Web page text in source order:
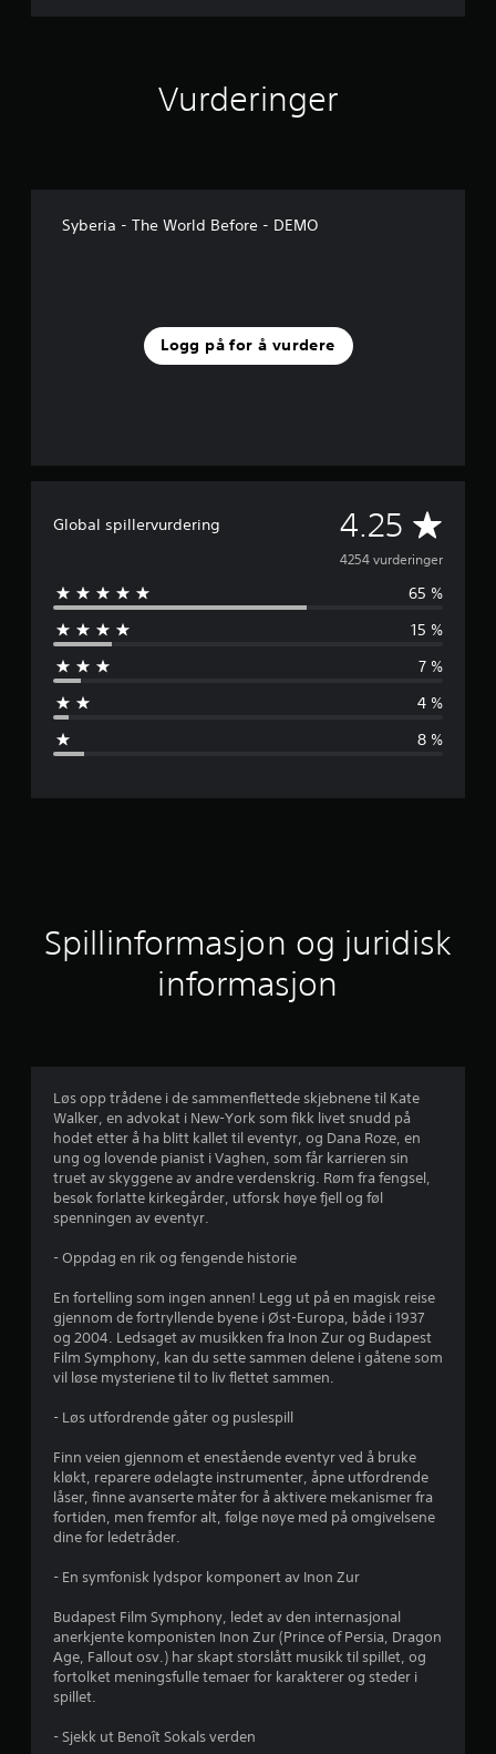
E
Vurderinger
Syberia - The World Before - DEMO
Logg på for å vurdere
Global spillervurdering 4.25 G
j
e
n
o
s
t
g
v
u
e
r
g
4
5
s
4254 vurderinger
65 %
15 %
7 %
4 %
8 %
Spillinformasjon og juridisk
informasjon
Løs opp trådene i de sammenflettede skjebnene til Kate
Walker, en advokat i New-York som fikk livet snudd på
hodet etter å ha blitt kallet til eventyr, og Dana Roze, en
ung og lovende pianist i Vaghen, som får karrieren sin
truet av skyggene av andre verdenskrig. Røm fra fengsel,
besøk forlatte kirkegårder, utforsk høye fjell og føl
spenningen av eventyr.
- Oppdag en rik og fengende historie
En fortelling som ingen annen! Legg ut på en magisk reise
gjennom de fortryllende byene i Øst-Europa, både i 1937
og 2004. Ledsaget av musikken fra Inon Zur og Budapest
Film Symphony, kan du sette sammen delene i gåtene som
vil løse mysteriene til to liv flettet sammen.
- Løs utfordrende gåter og puslespill
Finn veien gjennom et enestående eventyr ved å bruke
kløkt, reparere ødelagte instrumenter, åpne utfordrende
låser, finne avanserte måter for å aktivere mekanismer fra
fortiden, men fremfor alt, følge nøye med på omgivelsene
dine for ledetråder.
- En symfonisk lydspor komponert av Inon Zur
Budapest Film Symphony, ledet av den internasjonal
anerkjente komponisten Inon Zur (Prince of Persia, Dragon
Age, Fallout osv.) har skapt storslått musikk til spillet, og
fortolket meningsfulle temaer for karakterer og steder i
spillet.
- Sjekk ut Benoît Sokals verden